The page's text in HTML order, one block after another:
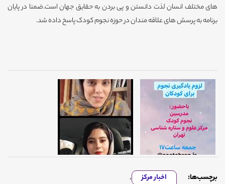
های مختلف انسان لذت دانستن و پی بردن به حقایق جهان است.ضمنا در پایان
برنامه به پرسش های علاقه مندان در حوزه نجوم کودک پاسخ داده شد.
برچسب‌ها: اخبار مرکز ,